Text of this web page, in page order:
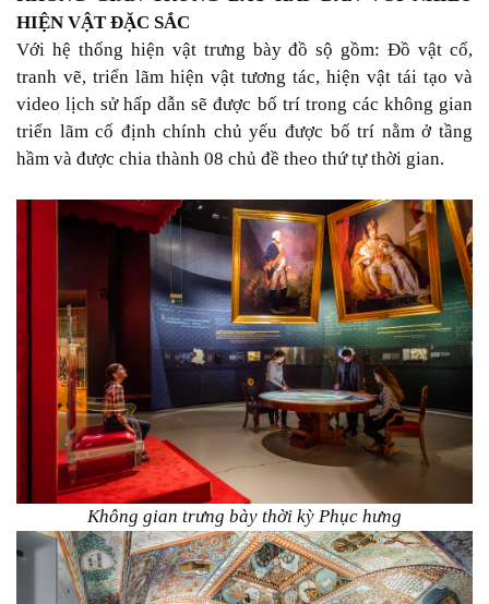
HIỆN VẬT ĐẶC SẮC
Với hệ thống hiện vật trưng bày đồ sộ gồm: Đồ vật cổ,
tranh vẽ, triển lãm hiện vật tương tác, hiện vật tái tạo và
video lịch sử hấp dẫn sẽ được bố trí trong các không gian
triển lãm cố định chính chủ yếu được bố trí nằm ở tầng
hầm và được chia thành 08 chủ đề theo thứ tự thời gian.
Không gian trưng bày thời kỳ Phục hưng